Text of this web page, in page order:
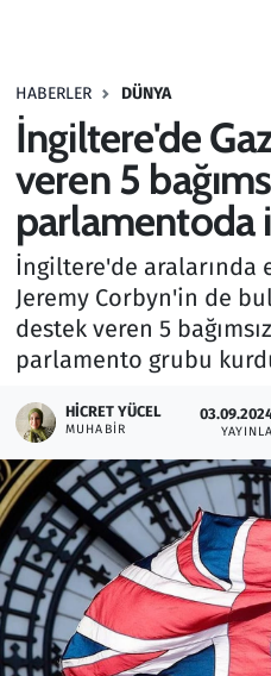
HABERLER DÜNYA
İngiltere'de
veren 5
parlamentoda
İngiltere'de aralarında
Jeremy Corbyn'in de
destek veren 5
parlamento grubu
HICRET YÜCEL
MUHABIR
Haber
Kültür Sanat
Kurumsal Haberler
Lezzet Durağı
Memur ve Kamu
Otomobil
Oyun
Ramazan
Resmi İlanlar
Rüya Tabirleri